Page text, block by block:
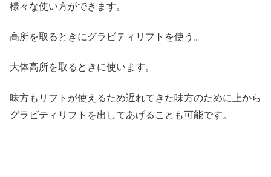
様々な使い方ができます。
高所を取るときにグラビティリフトを使う。
大体高所を取るときに使います。
味方もリフトが使えるため遅れてきた味方のために上から
グラビティリフトを出してあげることも可能です。